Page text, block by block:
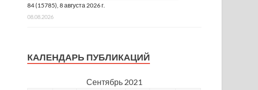
84 (15785), 8 августа 2026 г.
08.08.2026
КАЛЕНДАРЬ ПУБЛИКАЦИЙ
Сентябрь 2021